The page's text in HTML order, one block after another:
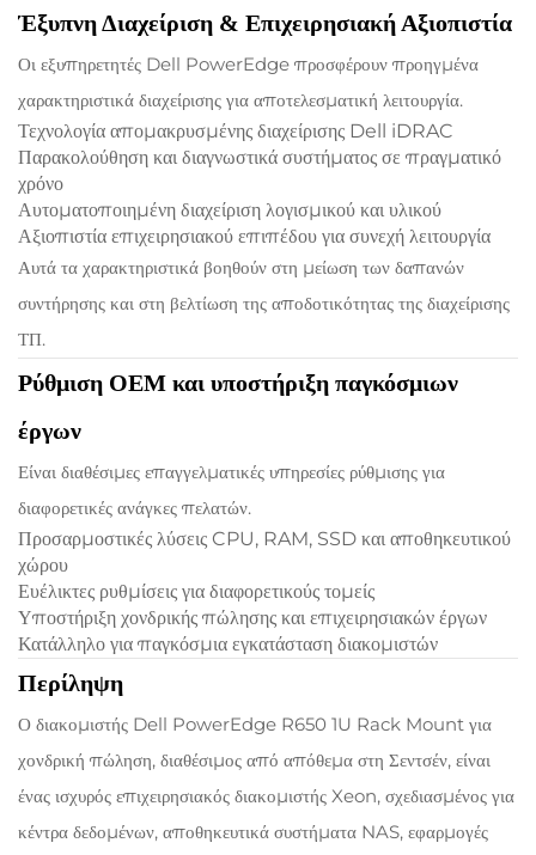
Έξυπνη Διαχείριση & Επιχειρησιακή Αξιοπιστία
Οι εξυπηρετητές Dell PowerEdge προσφέρουν προηγμένα
χαρακτηριστικά διαχείρισης για αποτελεσματική λειτουργία.
Τεχνολογία απομακρυσμένης διαχείρισης Dell iDRAC
Παρακολούθηση και διαγνωστικά συστήματος σε πραγματικό
χρόνο
Αυτοματοποιημένη διαχείριση λογισμικού και υλικού
Αξιοπιστία επιχειρησιακού επιπέδου για συνεχή λειτουργία
Αυτά τα χαρακτηριστικά βοηθούν στη μείωση των δαπανών
συντήρησης και στη βελτίωση της αποδοτικότητας της διαχείρισης
ΤΠ.
Ρύθμιση OEM και υποστήριξη παγκόσμιων
έργων
Είναι διαθέσιμες επαγγελματικές υπηρεσίες ρύθμισης για
διαφορετικές ανάγκες πελατών.
Προσαρμοστικές λύσεις CPU, RAM, SSD και αποθηκευτικού
χώρου
Ευέλικτες ρυθμίσεις για διαφορετικούς τομείς
Υποστήριξη χονδρικής πώλησης και επιχειρησιακών έργων
Κατάλληλο για παγκόσμια εγκατάσταση διακομιστών
Περίληψη
Ο διακομιστής Dell PowerEdge R650 1U Rack Mount για
χονδρική πώληση, διαθέσιμος από απόθεμα στη Σεντσέν, είναι
ένας ισχυρός επιχειρησιακός διακομιστής Xeon, σχεδιασμένος για
κέντρα δεδομένων, αποθηκευτικά συστήματα NAS, εφαρμογές